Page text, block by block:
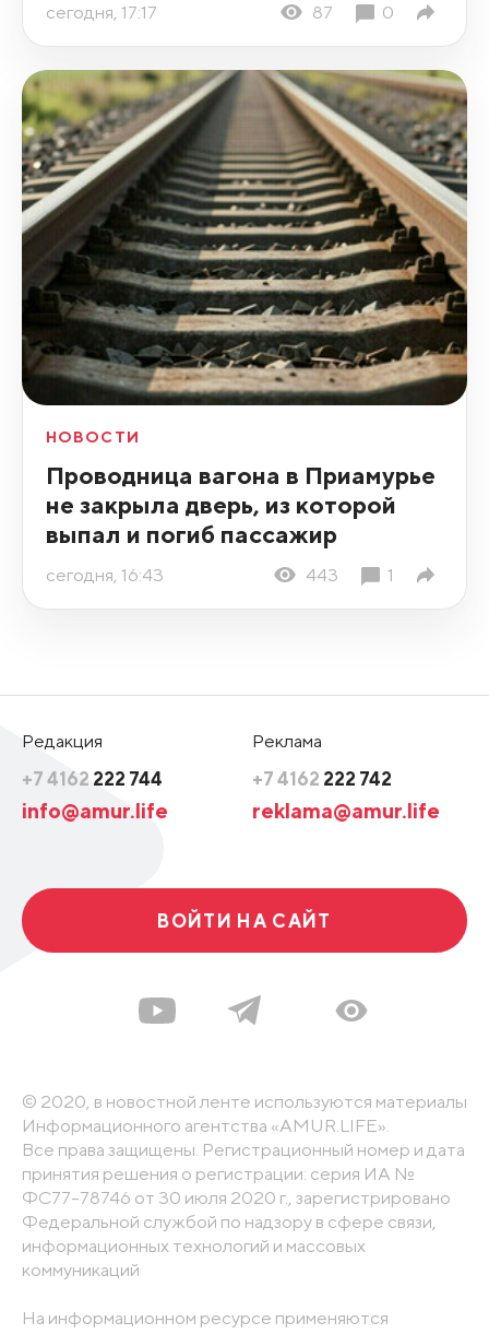
сегодня, 17:17 87 0
НОВОСТИ
Проводница вагона в Приамурье
не закрыла дверь, из которой
выпал и погиб пассажир
сегодня, 16:43 443 1
Редакция
+7 4162 222 744
info@amur.life
Реклама
+7 4162 222 742
reklama@amur.life
ВОЙТИ НА САЙТ
© 2020, в новостной ленте используются материалы
Информационного агентства «AMUR.LIFE».
Все права защищены. Регистрационный номер и дата
принятия решения о регистрации: серия ИА №
ФС77-78746 от 30 июля 2020 г., зарегистрировано
Федеральной службой по надзору в сфере связи,
информационных технологий и массовых
коммуникаций
На информационном ресурсе применяются